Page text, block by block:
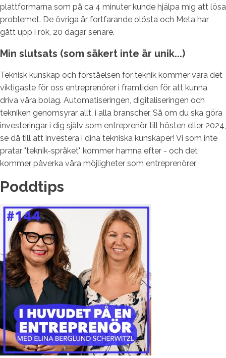
plattformarna som på ca 4 minuter kunde hjälpa mig att lösa
problemet. De övriga är fortfarande olösta och Meta har
gått upp i rök, 20 dagar senare.
Min slutsats (som säkert inte är unik...)
Teknisk kunskap och förståelsen för teknik kommer vara det
viktigaste för oss entreprenörer i framtiden för att kunna
driva våra bolag. Automatiseringen, digitaliseringen och
tekniken genomsyrar allt, i alla branscher. Så om du ska göra
investeringar i dig själv som entreprenör till hösten eller 2024,
se då till att investera i dina tekniska kunskaper! Vi som inte
pratar "teknik-språket" kommer hamna efter - och det
kommer påverka våra möjligheter som entreprenörer.
Poddtips